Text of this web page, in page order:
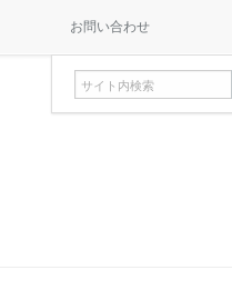
お問い合わせ